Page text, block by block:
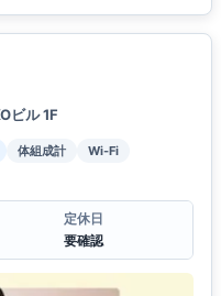
ビル 1F
体組成計
Wi-Fi
定休日
要確認